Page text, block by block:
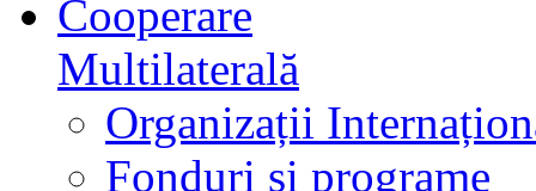
Cooperare
Multilaterală
Organizații
Fonduri și programe